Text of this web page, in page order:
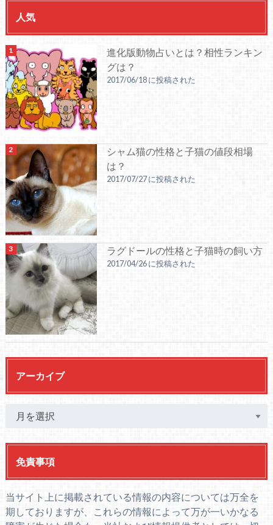
人気
進化版動物占いとは？相性ランキン
グは？
2017/06/18 に投稿された
シャム猫の性格と子猫の値段相場
は？
2017/07/27 に投稿された
ラグドールの性格と子猫時の飼い方
2017/04/26 に投稿された
アーカイブ
免責事項
当サイト上に掲載されている情報の内容については万全を
期しておりますが、これらの情報によって万が一いかなる